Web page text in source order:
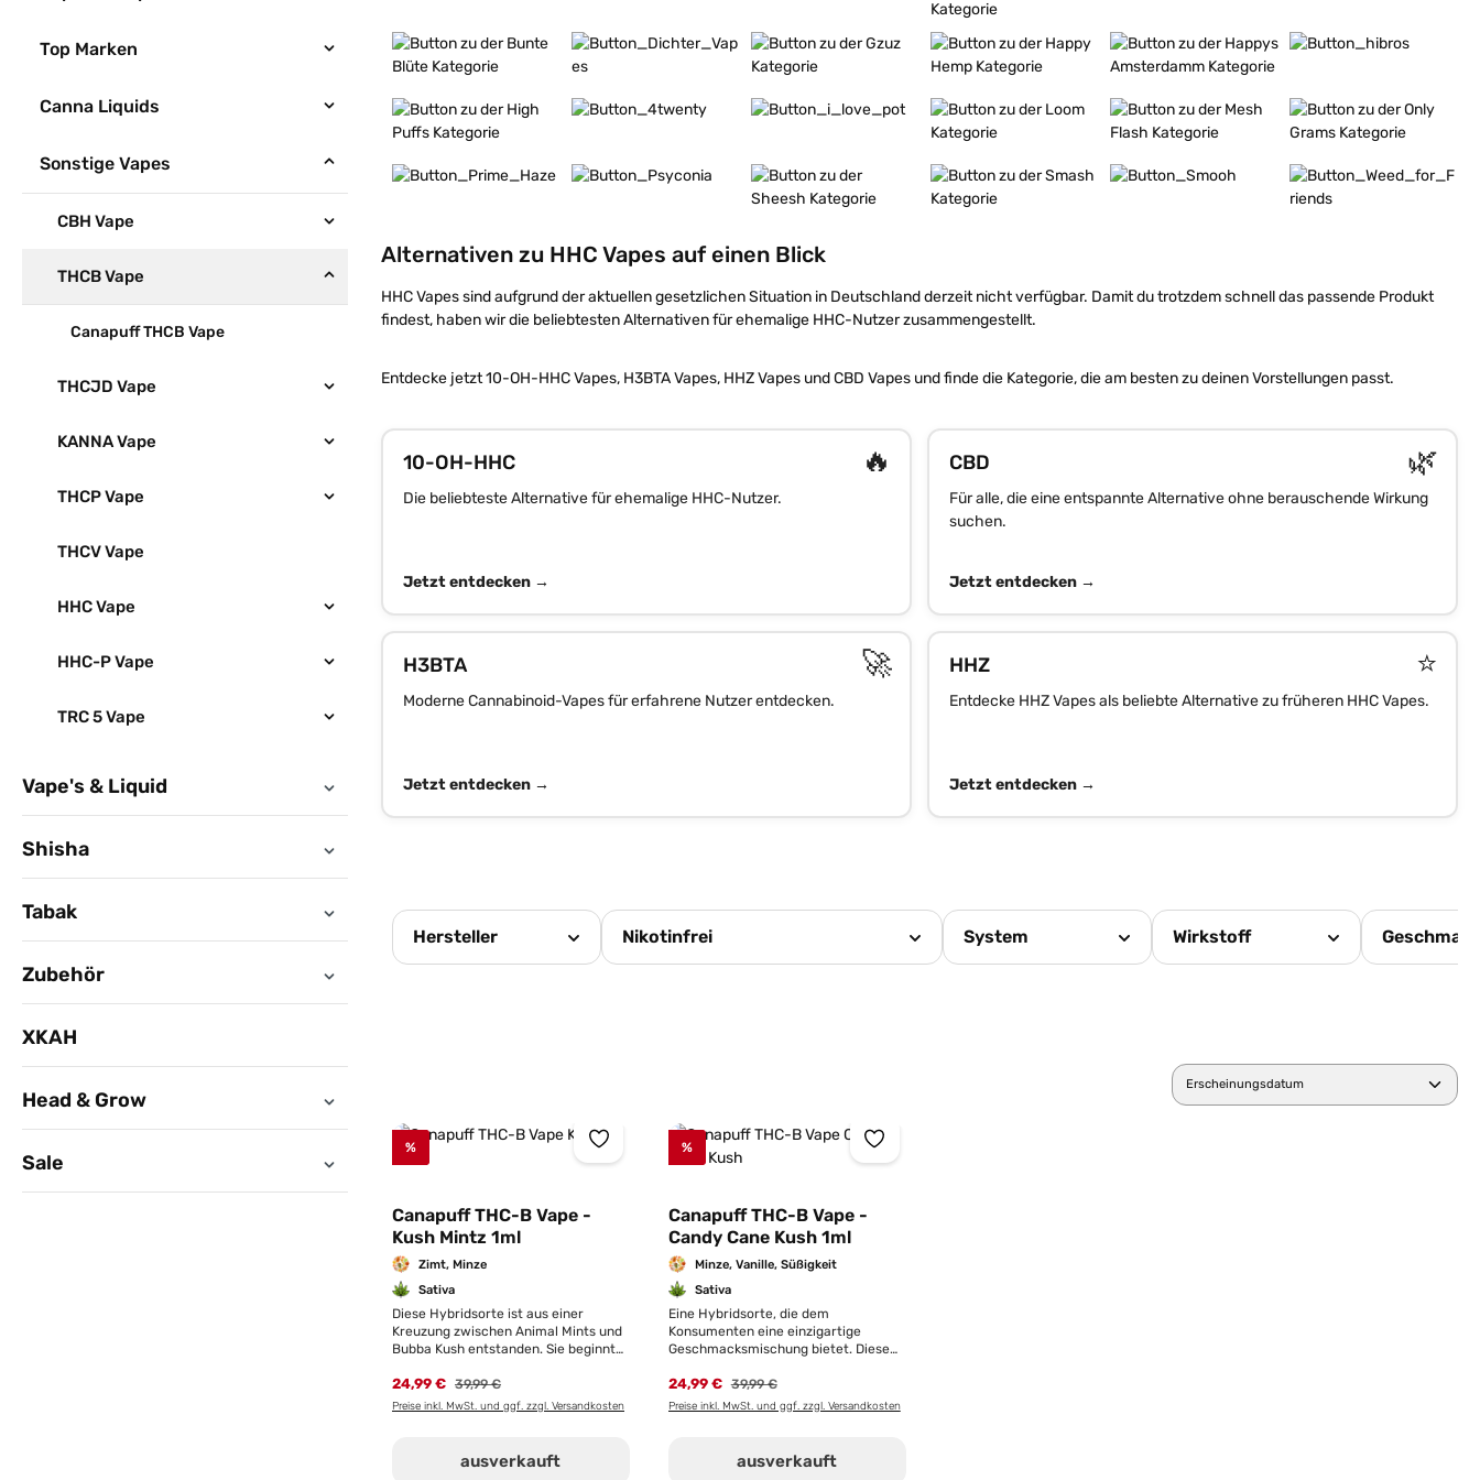
Top Marken
Canna Liquids
Sonstige Vapes
CBH Vape
THCB Vape
Canapuff THCB Vape
THCJD Vape
KANNA Vape
THCP Vape
THCV Vape
HHC Vape
HHC-P Vape
TRC 5 Vape
Vape's & Liquid
Shisha
Tabak
Zubehör
XKAH
Head & Grow
Sale
Mehr erfahren Mehr erfahren
Mehr erfahren Mehr erfahren Mehr erfahren Mehr erfahren
Mehr erfahren Mehr erfahren
Mehr erfahren Mehr erfahren
Mehr erfahren Mehr erfahren Mehr erfahren Mehr erfahren
Mehr erfahren Mehr erfahren Mehr erfahren Mehr erfahren
Alternativen zu HHC Vapes auf einen Blick
HHC Vapes sind aufgrund der aktuellen gesetzlichen Situation in Deutschland derzeit nicht verfügbar. Damit du trotzdem schnell das passende Produkt
findest, haben wir die beliebtesten Alternativen für ehemalige HHC-Nutzer zusammengestellt.
Entdecke jetzt 10-OH-HHC Vapes, H3BTA Vapes, HHZ Vapes und CBD Vapes und finde die Kategorie, die am besten zu deinen Vorstellungen passt.
🔥
10-OH-HHC
Die beliebteste Alternative für ehemalige HHC-Nutzer.
Jetzt entdecken →
🌿
CBD
Für alle, die eine entspannte Alternative ohne berauschende Wirkung
suchen.
Jetzt entdecken →
🚀
H3BTA
Moderne Cannabinoid-Vapes für erfahrene Nutzer entdecken.
Jetzt entdecken →
⭐
HHZ
Entdecke HHZ Vapes als beliebte Alternative zu früheren HHC Vapes.
Jetzt entdecken →
Hersteller Nikotinfrei System Wirkstoff Geschmack
%
Canapuff THC-B Vape -
Kush Mintz 1ml
Zimt, Minze
Sativa
Diese Hybridsorte ist aus einer
Kreuzung zwischen Animal Mints und
Bubba Kush entstanden. Sie beginnt
die durch ein tiefes Petroleum-
Aroma ergänzt werden. Das Erlebnis
sich über einer Kiefern- und
24,99 € Regulärer Preis:
39,99 €
Preise inkl. MwSt. und ggf. zzgl. Versandkosten
ausverkauft
%
Canapuff THC-B Vape -
Candy Cane Kush 1ml
Minze, Vanille, Süßigkeit
Sativa
Eine Hybridsorte, die dem
Konsumenten eine einzigartige
Geschmacksmischung bietet. Diese
und White Widow, was eine
außergewöhnliche, frische und
Packung auffällt, ist der
24,99 € Regulärer Preis:
39,99 €
Preise inkl. MwSt. und ggf. zzgl. Versandkosten
ausverkauft